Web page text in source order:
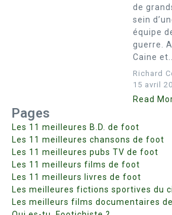
de
sein
équipe
guerre.
Caine et...
Richard
15 avril
Read
Pages
Les 11 meilleures B.D. de foot
Les 11 meilleures chansons de foot
Les 11 meilleures pubs TV de foot
Les 11 meilleurs films de foot
Les 11 meilleurs livres de foot
Les meilleures fictions sportives du
Les meilleurs films documentaires